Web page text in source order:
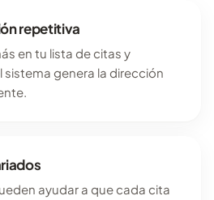
repetitiva
en tu lista de citas y
genera la dirección
ayudar a que cada cita